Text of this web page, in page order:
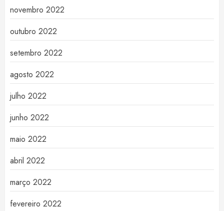
novembro 2022
outubro 2022
setembro 2022
agosto 2022
julho 2022
junho 2022
maio 2022
abril 2022
março 2022
fevereiro 2022